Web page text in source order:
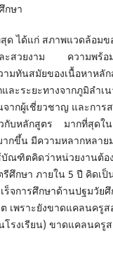
กษา
ด ได้แก่ สภาพแวดล้อมข
ะสวยงาม ความพร้อมท
ามทันสมัยของเนื้อหาหลั
และระยะทางจากภูมิล
จากผู้เชี่ยวชาญ และกา
กับหลักสูตร มากที่สุดใน
กขึ้น มีความหลากหลาย
ณฑิตคิดว่าหน่วยงานต้อ
ศึกษา ภายใน 5 ปี คิดเป็
ร็จการศึกษาด้านปฐมวัย
เพราะยังขาดแคลนครูส
โรงเรียน) ขาดแคลนค